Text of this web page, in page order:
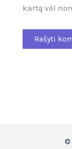
kartą vėl
©